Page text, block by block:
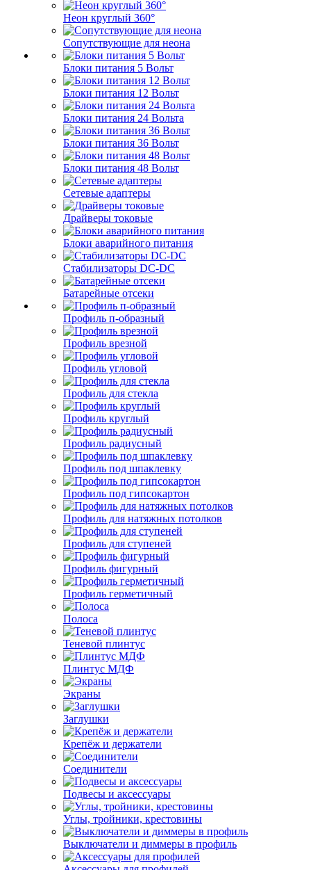
Неон круглый 360°
Сопутствующие для неона
Блоки питания 5 Вольт
Блоки питания 12 Вольт
Блоки питания 24 Вольта
Блоки питания 36 Вольт
Блоки питания 48 Вольт
Сетевые адаптеры
Драйверы токовые
Блоки аварийного питания
Стабилизаторы DC-DC
Батарейные отсеки
Профиль п-образный
Профиль врезной
Профиль угловой
Профиль для стекла
Профиль круглый
Профиль радиусный
Профиль под шпаклевку
Профиль под гипсокартон
Профиль для натяжных потолков
Профиль для ступеней
Профиль фигурный
Профиль герметичный
Полоса
Теневой плинтус
Плинтус МДФ
Экраны
Заглушки
Крепёж и держатели
Соединители
Подвесы и аксессуары
Углы, тройники, крестовины
Выключатели и диммеры в профиль